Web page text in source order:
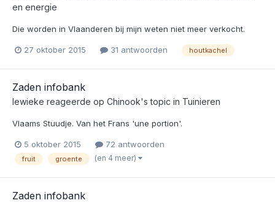
en energie
Die worden in Vlaanderen bij mijn weten niet meer verkocht.
27 oktober 2015 31 antwoorden houtkachel
Zaden infobank
lewieke reageerde op Chinook's topic in Tuinieren
Vlaams Stuudje. Van het Frans 'une portion'.
5 oktober 2015 72 antwoorden
fruit groente (en 4 meer)
Zaden infobank